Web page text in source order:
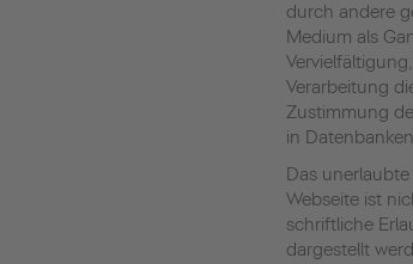
durch andere
Medium als
Verarbeitung
Zustimmung
in
Das
Webseite ist
schriftliche
dargestellt